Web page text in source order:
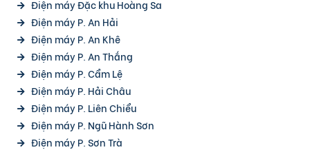
Điện máy Đặc khu Hoàng Sa
Điện máy P. An Hải
Điện máy P. An Khê
Điện máy P. An Thắng
Điện máy P. Cẩm Lệ
Điện máy P. Hải Châu
Điện máy P. Liên Chiểu
Điện máy P. Ngũ Hành Sơn
Điện máy P. Sơn Trà